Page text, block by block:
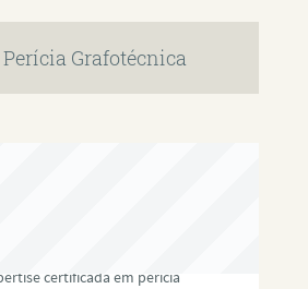
Perícia Grafotécnica
certificada em perícia